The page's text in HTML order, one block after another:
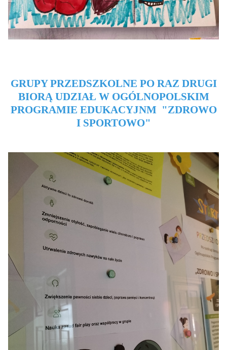
GRUPY PRZEDSZKOLNE PO RAZ DRUGI
BIORĄ UDZIAŁ W OGÓLNOPOLSKIM
PROGRAMIE EDUKACYJNM "ZDROWO
I SPORTOWO"